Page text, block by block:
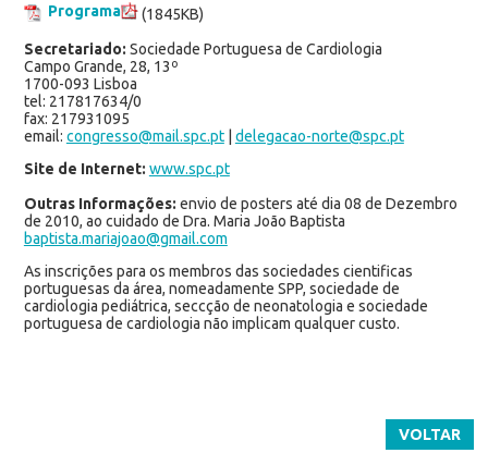
Programa
(1845KB)
Secretariado: Sociedade Portuguesa de Cardiologia
Campo Grande, 28, 13º
1700-093 Lisboa
tel: 217817634/0
fax: 217931095
email: congresso@mail.spc.pt| delegacao-norte@spc.pt
Site de Internet: www.spc.pt
Outras Informações: envio de posters até dia 08 de Dezembro
de 2010, ao cuidado de Dra. Maria João Baptista
baptista.mariajoao@gmail.com
As inscrições para os membros das sociedades cientificas
portuguesas da área, nomeadamente SPP, sociedade de
cardiologia pediátrica, seccção de neonatologia e sociedade
portuguesa de cardiologia não implicam qualquer custo.
VOLTAR